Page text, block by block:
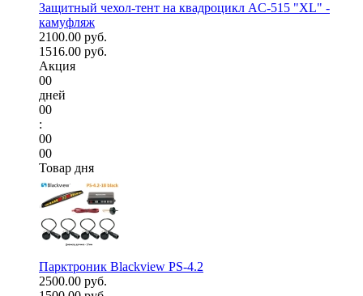
Защитный чехол-тент на квадроцикл AC-515 "XL" -
камуфляж
2100.00 руб.
1516.00 руб.
Акция
00
дней
00
:
00
00
Товар дня
Парктроник Blackview PS-4.2
2500.00 руб.